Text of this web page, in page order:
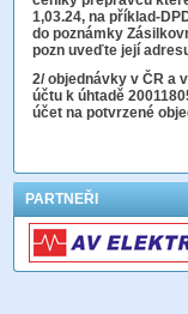
1,03.24, na příklad-
do poznámky
pozn uveďte její
2/ objednávky v ČR a
účtu k úhtadě
účet na potvrzené
PARTNEŘI